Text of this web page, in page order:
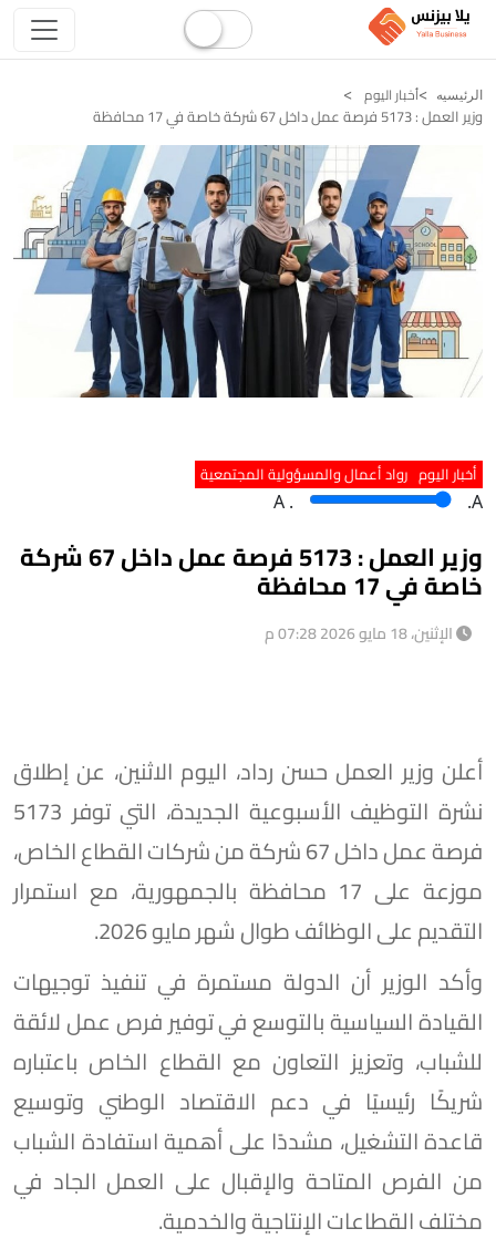
الرئيسيه أخبار اليوم
وزير العمل : 5173 فرصة عمل داخل 67 شركة خاصة في 17 محافظة
أخبار اليوم رواد أعمال والمسؤولية المجتمعية
A . .A
وزير العمل : 5173 فرصة عمل داخل 67 شركة
خاصة في 17 محافظة
الإثنين، 18 مايو 2026 07:28 م
أعلن وزير العمل حسن رداد، اليوم الاثنين، عن إطلاق
نشرة التوظيف الأسبوعية الجديدة، التي توفر 5173
فرصة عمل داخل 67 شركة من شركات القطاع الخاص،
موزعة على 17 محافظة بالجمهورية، مع استمرار
التقديم على الوظائف طوال شهر مايو 2026.
وأكد الوزير أن الدولة مستمرة في تنفيذ توجيهات
القيادة السياسية بالتوسع في توفير فرص عمل لائقة
للشباب، وتعزيز التعاون مع القطاع الخاص باعتباره
شريكًا رئيسيًا في دعم الاقتصاد الوطني وتوسيع
قاعدة التشغيل، مشددًا على أهمية استفادة الشباب
من الفرص المتاحة والإقبال على العمل الجاد في
مختلف القطاعات الإنتاجية والخدمية.